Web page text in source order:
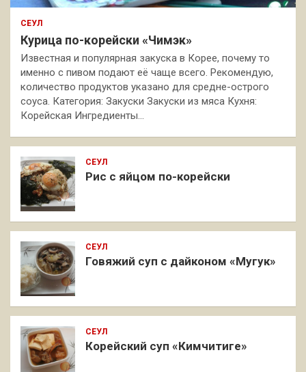
СЕУЛ
Курица по-корейски «Чимэк»
Известная и популярная закуска в Корее, почему то
именно с пивом подают её чаще всего. Рекомендую,
количество продуктов указано для средне-острого
соуса. Категория: Закуски Закуски из мяса Кухня:
Корейская Ингредиенты…
СЕУЛ
Рис с яйцом по-корейски
СЕУЛ
Говяжий суп с дайконом «Мугук»
СЕУЛ
Корейский суп «Кимчитиге»